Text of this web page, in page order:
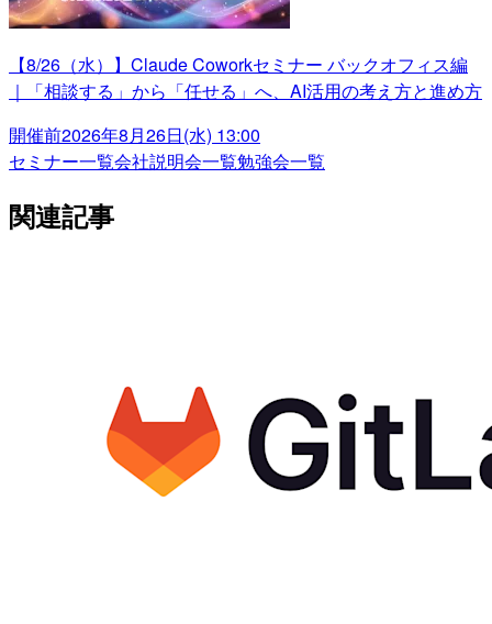
【8/26（水）】Claude Coworkセミナー バックオフィス編
｜「相談する」から「任せる」へ、AI活用の考え方と進め方
開催前2026年8月26日(水) 13:00
セミナー一覧会社説明会一覧勉強会一覧
関連記事